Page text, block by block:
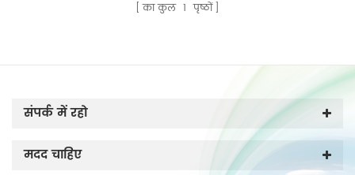
का कुल 1 पृष्ठों
संपर्क में रहो
मदद चाहिए